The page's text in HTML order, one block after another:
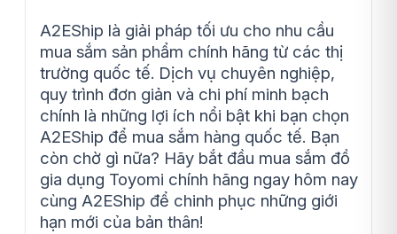
A2EShip là giải pháp tối ưu cho nhu cầu
mua sắm sản phẩm chính hãng từ các thị
trường quốc tế. Dịch vụ chuyên nghiệp,
quy trình đơn giản và chi phí minh bạch
chính là những lợi ích nổi bật khi bạn chọn
A2EShip để mua sắm hàng quốc tế. Bạn
còn chờ gì nữa? Hãy bắt đầu mua sắm đồ
gia dụng Toyomi chính hãng ngay hôm nay
cùng A2EShip để chinh phục những giới
hạn mới của bản thân!